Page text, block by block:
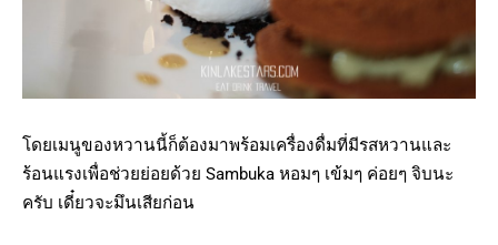
โดยเมนูของหวานนี้ก็ต้องมาพร้อมเครื่องดื่มที่มีรสหวานและ
ร้อนแรงเพื่อช่วยย่อยด้วย Sambuka หอมๆ เข้มๆ ค่อยๆ จิบนะ
ครับ เดี๋ยวจะมึนเสียก่อน